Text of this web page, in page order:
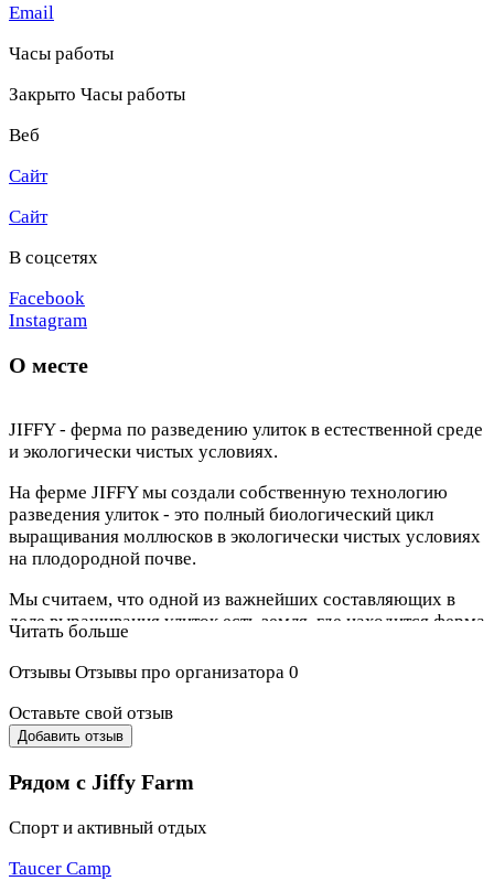
Email
Часы работы
Закрыто Часы работы
Веб
Сайт
Сайт
В соцсетях
Facebook
Instagram
О месте
JIFFY - ферма по разведению улиток в естественной среде
и экологически чистых условиях.
На ферме JIFFY мы создали собственную технологию
разведения улиток - это полный биологический цикл
выращивания моллюсков в экологически чистых условиях
на плодородной почве.
Мы считаем, что одной из важнейших составляющих в
деле выращивания улиток есть земля, где находится ферма
JIFFY. Наша земля раньше не использовалась в сельском
хозяйстве, это целина, не загрязнена химикатами. А чтобы
обеспечить своей продукции высочайшее качество, мы
дополнительно очищаем воду, которой пользуемся на
ферме.
Читать больше
Отзывы Отзывы про организатора 0
Оставьте свой отзыв
Добавить отзыв
Рядом с Jiffy Farm
Спорт и активный отдых
Taucer Camp